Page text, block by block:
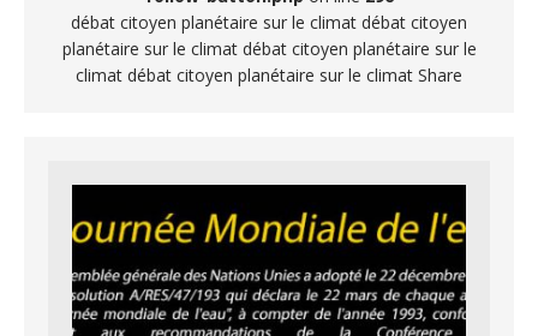
débat citoyen planétaire sur le climat débat citoyen
planétaire sur le climat débat citoyen planétaire sur le
climat débat citoyen planétaire sur le climat Share